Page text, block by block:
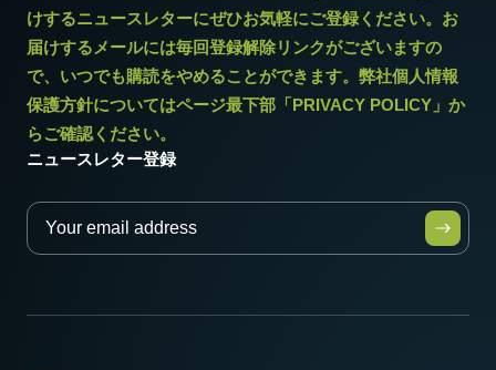
けするニュースレターにぜひお気軽にご登録ください。お
届けするメールには毎回登録解除リンクがございますの
で、いつでも購読をやめることができます。弊社個人情報
保護方針についてはページ最下部「PRIVACY POLICY」か
らご確認ください。
ニュースレター登録